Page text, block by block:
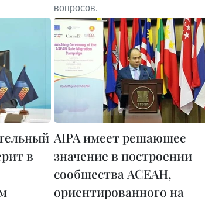
вопросов.
в
AIPA имеет решающее
значение в построении
сообщества АСЕАН,
ориентированного на